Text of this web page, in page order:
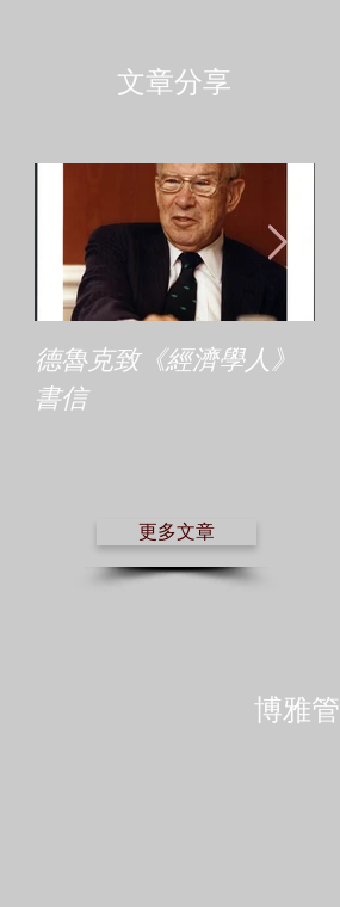
文章分享
德魯克致《經濟學人》
書信
更多文章
博雅